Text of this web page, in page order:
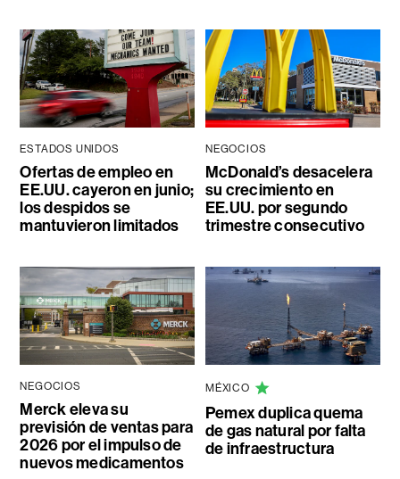
ESTADOS UNIDOS
Ofertas de empleo en
EE.UU. cayeron en junio;
los despidos se
mantuvieron limitados
NEGOCIOS
McDonald’s desacelera
su crecimiento en
EE.UU. por segundo
trimestre consecutivo
NEGOCIOS
Merck eleva su
previsión de ventas para
2026 por el impulso de
nuevos medicamentos
MÉXICO
Pemex duplica quema
de gas natural por falta
de infraestructura